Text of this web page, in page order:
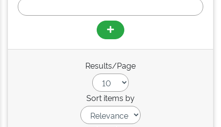
Results/Page
Sort items by